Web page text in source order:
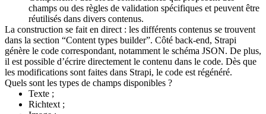
champs ou des règles de validation spécifiques et peuvent être
réutilisés dans divers contenus.
La construction se fait en direct : les différents contenus se trouvent
dans la section “Content types builder”. Côté back-end, Strapi
génère le code correspondant, notamment le schéma JSON. De plus,
il est possible d’écrire directement le contenu dans le code. Dès que
les modifications sont faites dans Strapi, le code est régénéré.
Quels sont les types de champs disponibles ?
Texte ;
Richtext ;